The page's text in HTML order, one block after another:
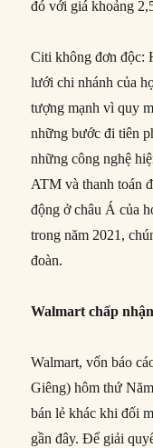
đó với giá khoảng
Citi không đơn độc:
lưới chi nhánh của
tượng mạnh vì quy
những bước đi tiên
những công nghệ
ATM và thanh toán
động ở châu Á của
trong năm 2021,
đoàn.
Walmart chấp
Walmart, vốn báo
Giêng) hôm thứ
bán lẻ khác khi đối
gần đây. Để giải